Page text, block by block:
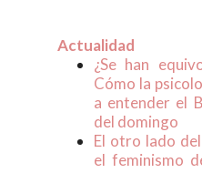
Actualidad
¿Se han
Cómo la
a entender el
del domingo
El otro lado
el feminismo